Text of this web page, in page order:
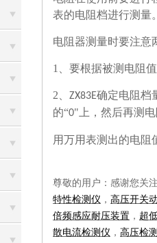
表的电阻档进行测量
电阻器测量时要注意
1 、要根据被测电阻
2 ZX83E确定电阻档
的“0"上，然后再测
用万用表测出的电阻
尊敬的用户：感谢您关
特性检测仪 ， 高压开关
倍频感应耐压装置 ， 超
散电流检测仪 ， 高压检